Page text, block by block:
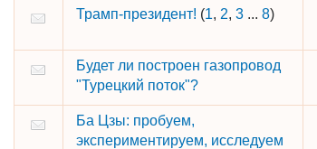
Трамп-президент! (1, 2, 3 ... 8)
Будет ли построен газопровод
"Турецкий поток"?
Ба Цзы: пробуем,
экспериментируем, исследуем